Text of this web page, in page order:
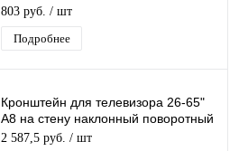
поворотный для ТВ/Монитора
803 руб. / шт
Подробнее
Кронштейн для телевизора 26-65"
A8 на стену наклонный поворотный
для ТВ/Монитора
2 587,5 руб. / шт